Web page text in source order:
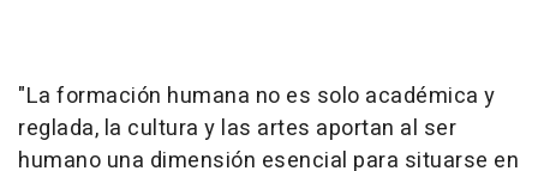
"La formación humana no es solo académica y
reglada, la cultura y las artes aportan al ser
humano una dimensión esencial para situarse en